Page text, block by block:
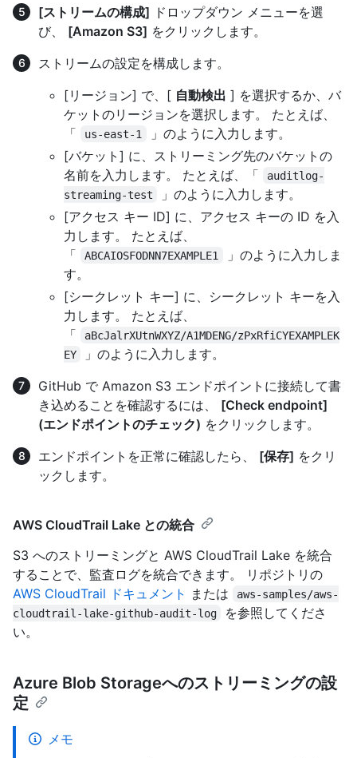
[ストリームの構成] ドロップダウン メニューを選
び、 [Amazon S3] をクリックします。
ストリームの設定を構成します。
[リージョン] で、[ 自動検出 ] を選択するか、バ
ケットのリージョンを選択します。 たとえば、
「
us-east-1
」のように入力します。
[バケット] に、ストリーミング先のバケットの
名前を入力します。 たとえば、「
auditlog-
streaming-test
」のように入力します。
[アクセス キー ID] に、アクセス キーの ID を入
力します。 たとえば、
「
ABCAIOSFODNN7EXAMPLE1
」のように入力しま
す。
[シークレット キー] に、シークレット キーを入
力します。 たとえば、
「
aBcJalrXUtnWXYZ/A1MDENG/zPxRfiCYEXAMPLEK
EY
」のように入力します。
GitHub で Amazon S3 エンドポイントに接続して書
き込めることを確認するには、 [Check endpoint]
(エンドポイントのチェック) をクリックします。
エンドポイントを正常に確認したら、 [保存] をクリ
ックします。
AWS CloudTrail Lake との統合
S3 へのストリーミングと AWS CloudTrail Lake を統合
することで、監査ログを統合できます。
リポジトリの
AWS CloudTrail ドキュメント または
aws-samples/aws-
cloudtrail-lake-github-audit-log
を参照してくださ
い。
Azure Blob Storageへのストリーミングの設
定
メモ